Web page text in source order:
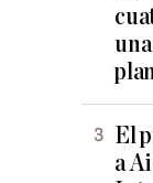
una
El
a